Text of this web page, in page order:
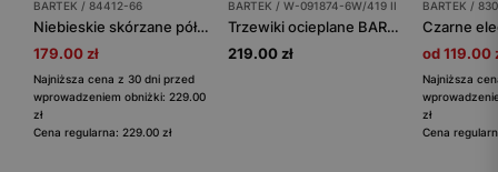
BARTEK / 84412-66
Niebieskie skórzane półsandały z popielatymi wstawkami BARTEK 84412-66
179.00 zł
Najniższa cena z 30 dni przed
wprowadzeniem obniżki: 229.00
zł
Cena regularna: 229.00 zł
BARTEK / W-091874-6W/419 II
Trzewiki ocieplane BARTEK W-091874-6W/419 II, dla chłopców, szaro-zielony
219.00 zł
BARTEK /
od 119.00
Najniższa
zł
Cena